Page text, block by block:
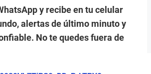
y recibe en tu celular
alertas de último minuto y
No te quedes fuera de